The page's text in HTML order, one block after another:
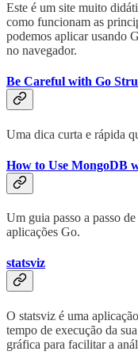
Este é um site muito
como funcionam as
podemos aplicar usando
no navegador.
Be Careful with Go
Uma dica curta e rápida
How to Use MongoDB
Um guia passo a passo
aplicações Go.
statsviz
O statsviz é uma
tempo de execução da
gráfica para facilitar a